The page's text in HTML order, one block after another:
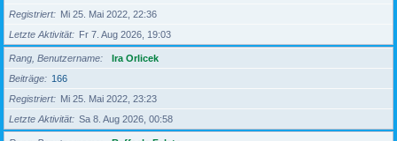
Registriert
Mi 25. Mai 2022, 22:36
Letzte Aktivität
Fr 7. Aug 2026, 19:03
Rang, Benutzername
Ira Orlicek
Beiträge
166
Registriert
Mi 25. Mai 2022, 23:23
Letzte Aktivität
Sa 8. Aug 2026, 00:58